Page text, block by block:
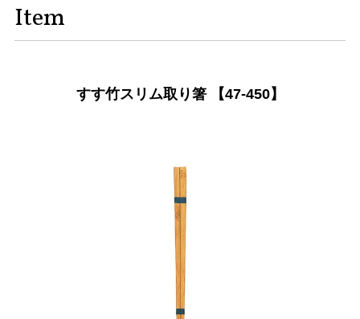
Item
すす竹スリム取り箸 【47-450】